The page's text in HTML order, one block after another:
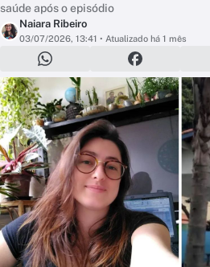
saúde após o episódio
Naiara Ribeiro
03/07/2026, 13:41 • Atualizado há 1 mês